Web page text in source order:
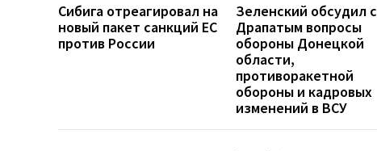
Сибига отреагировал на
новый пакет санкций ЕС
против России
Зеленский обсудил с
Драпатым вопросы
обороны Донецкой
области,
противоракетной
обороны и кадровых
изменений в ВСУ